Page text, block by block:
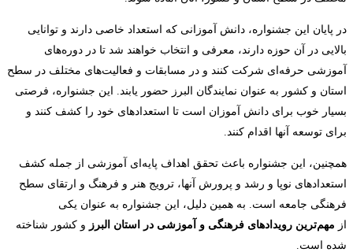
در پایان این جشنواره، دانش آموزانی که استعداد خاصی دارند و توانایی
بالایی در آن حوزه دارند، معرفی و انتخاب خواهند شد تا در دوره‌های
آموزشی حرفه‌ای شرکت کنند و در مسابقات و فعالیت‌های مختلف در سطح
استان و کشور به عنوان نمایندگان البرز حضور یابند. این جشنواره، فرصتی
بسیار خوب برای دانش آموزان است تا استعدادهای خود را کشف کنند و
برای توسعه آنها اقدام کنند.
همچنین، این جشنواره باعث تحقق اهداف پایه‌ای آموزشی از جمله کشف
استعدادهای نوپا و رشد و پرورش آنها، ترویج هنر و فرهنگ و ارتقای سطح
فرهنگی جامعه است. به همین دلیل، این جشنواره به عنوان یکی
از مهم‌ترین رویدادهای فرهنگی و آموزشی در استان البرز و کشور شناخته
شده است.